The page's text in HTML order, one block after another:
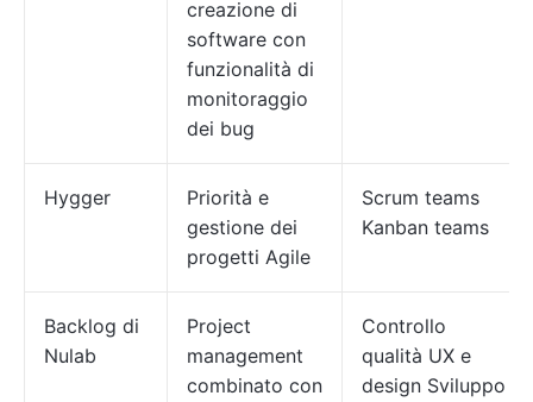
creazione di
software con
funzionalità di
monitoraggio
dei bug
Hygger
Priorità e
gestione dei
progetti Agile
Scrum teams
Kanban teams
Backlog di
Nulab
Project
management
combinato con
Controllo
qualità UX e
design Sviluppo